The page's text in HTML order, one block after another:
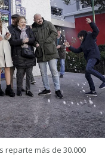
reparte más de 30.000